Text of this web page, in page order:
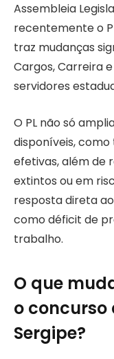
Assembleia
recentemente o
traz mudanças
Cargos, Carreira
servidores
O PL não só
disponíveis,
efetivas, além de
extintos ou em
resposta direta
como déficit de
trabalho.
O que
o concurso
Sergipe?